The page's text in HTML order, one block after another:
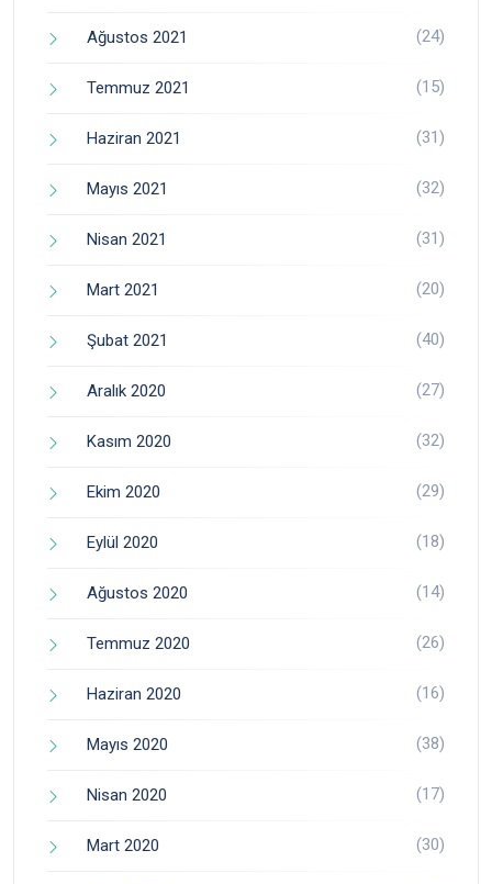
Ağustos 2021 (24)
Temmuz 2021 (15)
Haziran 2021 (31)
Mayıs 2021 (32)
Nisan 2021 (31)
Mart 2021 (20)
Şubat 2021 (40)
Aralık 2020 (27)
Kasım 2020 (32)
Ekim 2020 (29)
Eylül 2020 (18)
Ağustos 2020 (14)
Temmuz 2020 (26)
Haziran 2020 (16)
Mayıs 2020 (38)
Nisan 2020 (17)
Mart 2020 (30)